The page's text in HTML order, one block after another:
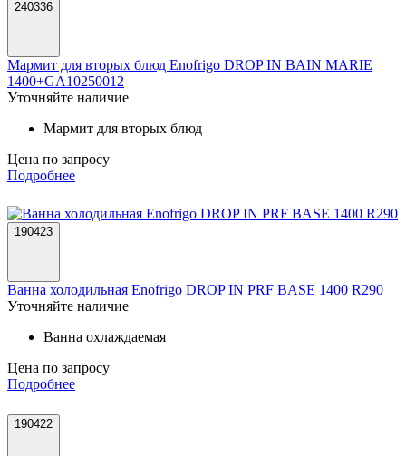
240336
Мармит для вторых блюд Enofrigo DROP IN BAIN MARIE
1400+GA10250012
Уточняйте наличие
Мармит для вторых блюд
Цена по запросу
Подробнее
190423
Ванна холодильная Enofrigo DROP IN PRF BASE 1400 R290
Уточняйте наличие
Ванна охлаждаемая
Цена по запросу
Подробнее
190422